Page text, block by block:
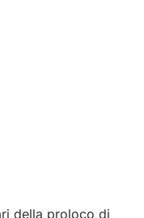
della proloco di